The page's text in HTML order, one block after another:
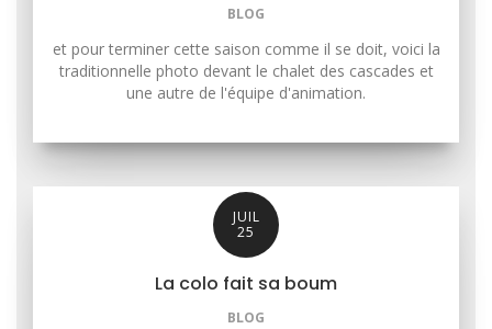
BLOG
et pour terminer cette saison comme il se doit, voici la
traditionnelle photo devant le chalet des cascades et
une autre de l'équipe d'animation.
JUIL
25
La colo fait sa boum
BLOG